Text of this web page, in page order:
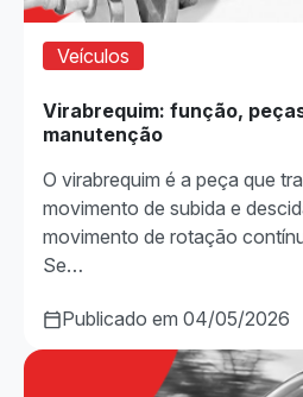
Veículos
Virabrequim: função,
manutenção
O virabrequim é a peça que
movimento de subida e
movimento de rotação
Se…
Publicado em 04/05/2026